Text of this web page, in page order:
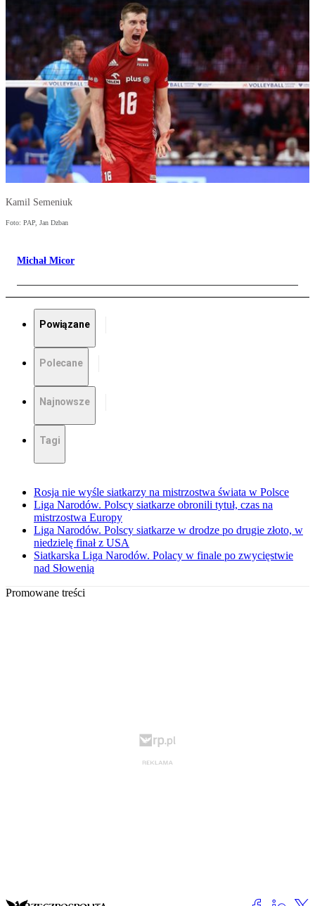
Kamil Semeniuk
Foto: PAP, Jan Dzban
Michał Micor
Powiązane
Polecane
Najnowsze
Tagi
Rosja nie wyśle siatkarzy na mistrzostwa świata w Polsce
Liga Narodów. Polscy siatkarze obronili tytuł, czas na
mistrzostwa Europy
Liga Narodów. Polscy siatkarze w drodze po drugie złoto, w
niedzielę finał z USA
Siatkarska Liga Narodów. Polacy w finale po zwycięstwie
nad Słowenią
Promowane treści